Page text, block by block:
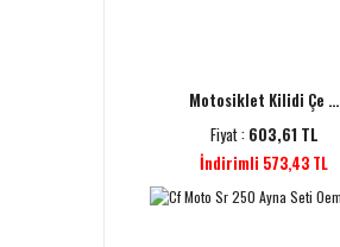
Motosiklet Kilidi Çe ...
Fiyat : 603,61 TL
İndirimli 573,43 TL